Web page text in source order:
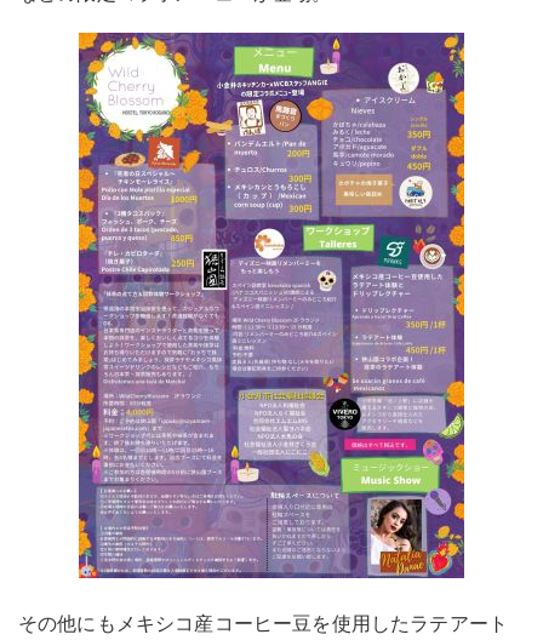
その他にもメキシコ産コーヒー豆を使用したラテアート